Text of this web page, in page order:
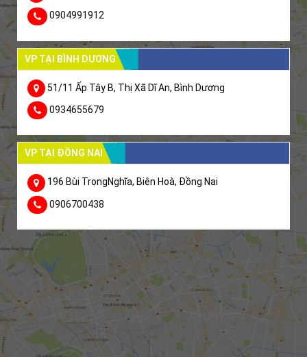
0904991912
VP TẠI BÌNH DƯƠNG
51/11 Ấp Tây B, Thị Xã Dĩ An, Bình Dương
0934655679
VP TẠI ĐỒNG NAI
196 Bùi TrọngNghĩa, Biên Hoà, Đồng Nai
0906700438